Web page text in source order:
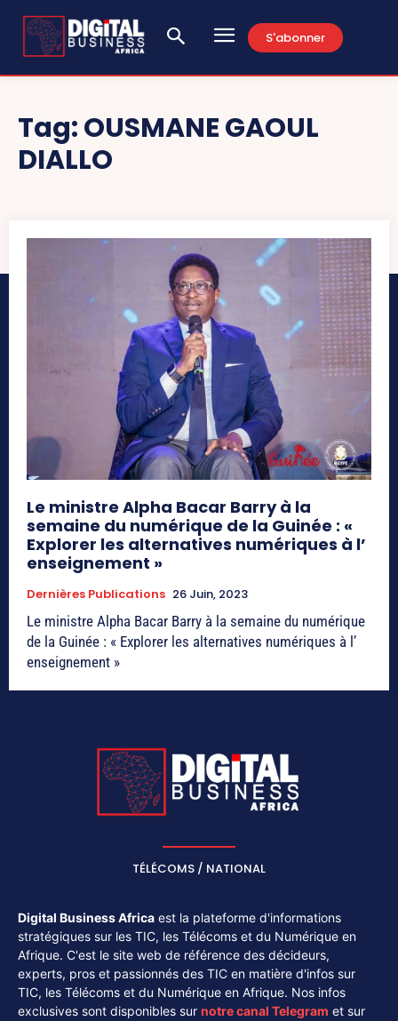
S'abonner
Tag:OUSMANE GAOUL
DIALLO
Le ministre Alpha Bacar Barry à la
semaine du numérique de la Guinée : «
Explorer les alternatives numériques à l’
enseignement »
Dernières Publications 26 Juin, 2023
Le ministre Alpha Bacar Barry à la semaine du numérique
de la Guinée : « Explorer les alternatives numériques à l’
enseignement »
TÉLÉCOMS / NATIONAL
Digital Business Africa est la plateforme d'informations
stratégiques sur les TIC, les Télécoms et du Numérique en
Afrique. C'est le site web de référence des décideurs,
experts, pros et passionnés des TIC en matière d'infos sur
TIC, les Télécoms et du Numérique en Afrique. Nos infos
exclusives sont disponibles sur notre canal Telegram et sur